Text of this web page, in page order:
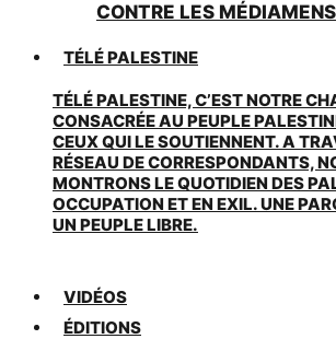
CONTRE LES
TÉLÉ PALESTINE
TÉLÉ PALESTINE, C’EST NOTRE
CONSACRÉE AU PEUPLE
CEUX QUI LE SOUTIENNENT. A
RÉSEAU DE CORRESPONDANTS,
MONTRONS LE QUOTIDIEN DES
OCCUPATION ET EN EXIL. UNE
UN PEUPLE LIBRE.
VIDÉOS
ÉDITIONS